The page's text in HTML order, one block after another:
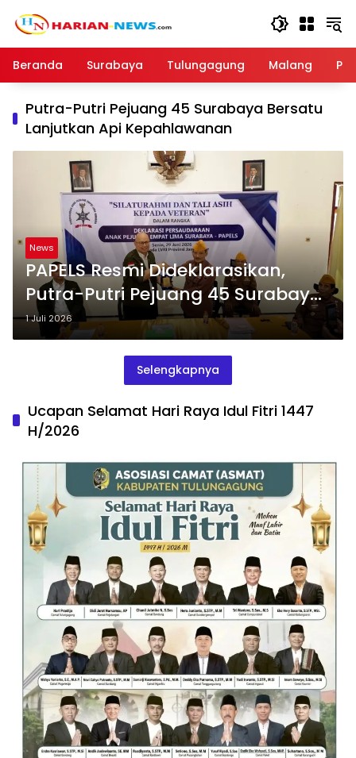
Beranda
Surabaya Tulungagung Malang
Putra-Putri Pejuang 45 Surabaya Bersatu
Lanjutkan Api Kepahlawanan
News
PAPELS Resmi Dideklarasikan,
Putra-Putri Pejuang 45 Surabaya
Bersatu Lanjutkan Api
Kepahlawanan
1 Juli 2026
Selengkapnya
Ucapan Selamat Hari Raya Idul Fitri 1447
H/2026